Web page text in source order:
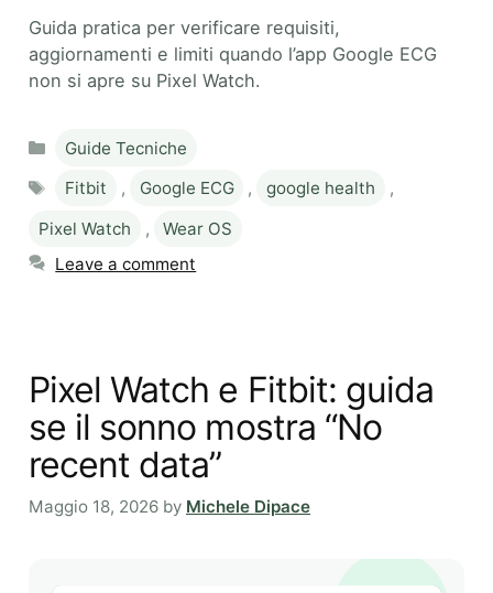
Guida pratica per verificare requisiti,
aggiornamenti e limiti quando l’app Google ECG
non si apre su Pixel Watch.
Categories
Guide Tecniche
Tags
Fitbit , Google ECG , google health
,
Pixel Watch
,
Wear OS
Leave a comment
Pixel Watch e Fitbit: guida
se il sonno mostra “No
recent data”
Maggio 18, 2026 by Michele Dipace